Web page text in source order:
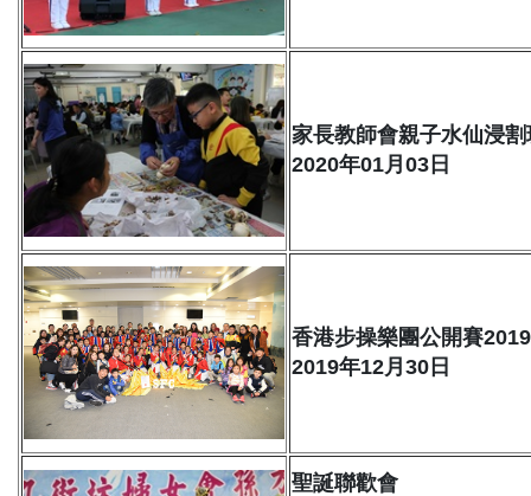
家長教師會親子水仙浸割
2020年01月03日
香港步操樂團公開賽2019
2019年12月30日
聖誕聯歡會